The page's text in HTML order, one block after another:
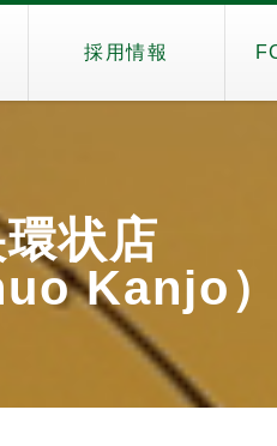
採用情報
状店
Kanjo